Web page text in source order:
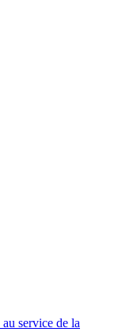
service de la